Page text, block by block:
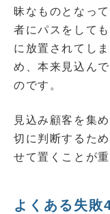
昧なものとなっ
者にパスをして
に放置されてし
め、本来見込ん
のです。
見込み顧客を集
切に判断するた
せて置くことが重
よくある失敗